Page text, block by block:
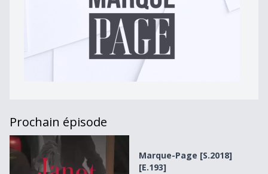
Prochain épisode
Marque-Page [S.2018][E.193]
Marque-Page [S.2018]
[E.193]